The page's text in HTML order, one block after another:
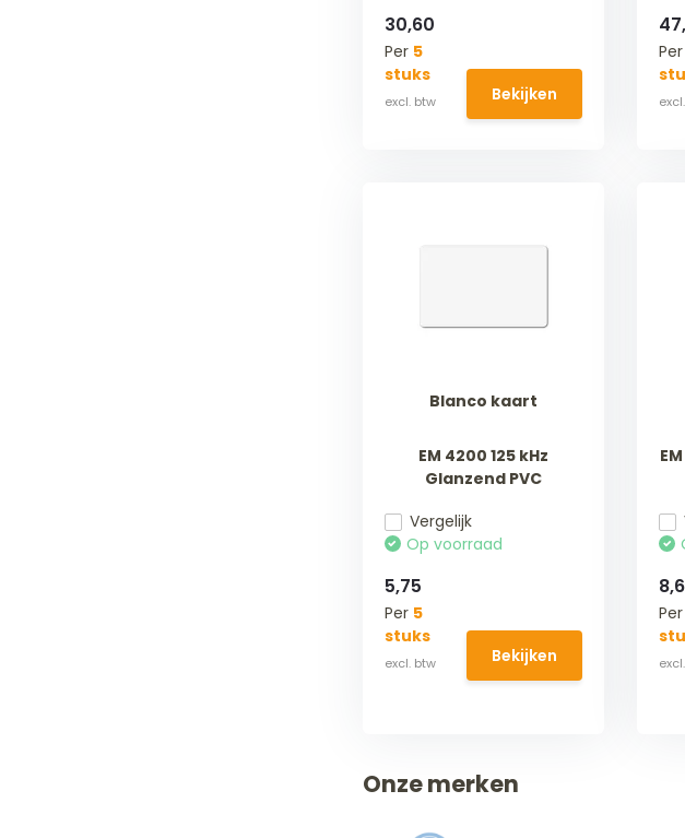
30,60
Per 5
stuks
Bekijken
Per
Blanco kaart
EM 4200 125 kHz
Glanzend PVC
Vergelijk
Op voorraad
5,75
Per 5
stuks
Bekijken
Per
Onze merken